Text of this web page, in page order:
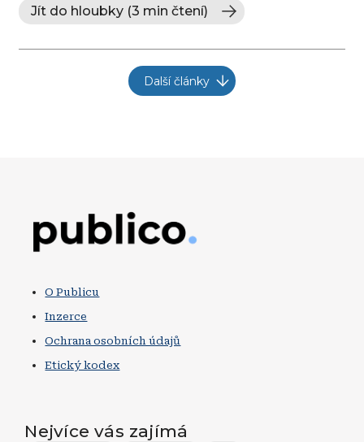
Jít do hloubky (3 min čtení)
Další články
O Publicu
Inzerce
Ochrana osobních údajů
Etický kodex
Nejvíce vás zajímá